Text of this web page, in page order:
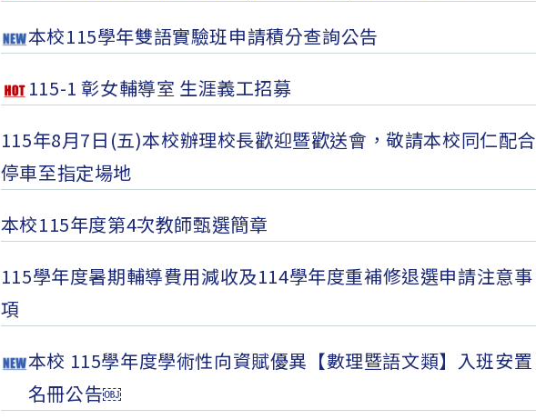
本校115學年雙語實驗班申請積分查詢公告
115-1 彰女輔導室 生涯義工招募
115年8月7日(五)本校辦理校長歡迎暨歡送會，敬請本校同仁配合
停車至指定場地
本校115年度第4次教師甄選簡章
115學年度暑期輔導費用減收及114學年度重補修退選申請注意事
項
本校 115學年度學術性向資賦優異【數理暨語文類】入班安置
名冊公告￼